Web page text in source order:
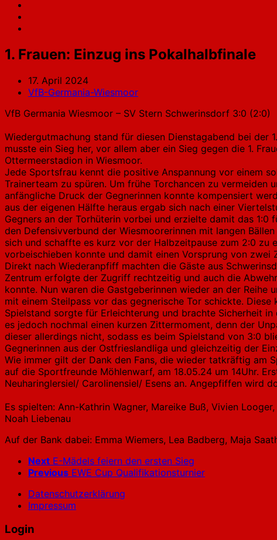
1. Frauen: Einzug ins Pokalhalbfinale
17. April 2024
VfB-Germania-Wiesmoor
VfB Germania Wiesmoor – SV Stern Schwerinsdorf 3:0 (2:0)
Wiedergutmachung stand für diesen Dienstagabend bei der
musste ein Sieg her, vor allem aber ein Sieg gegen die 1.
Ottermeerstadion in Wiesmoor.
Jede Sportsfrau kennt die positive Anspannung vor einem
Trainerteam zu spüren. Um frühe Torchancen zu
anfängliche Druck der Gegnerinnen konnte kompensiert
aus der eigenen Hälfte heraus ergab sich nach einer
Gegners an der Torhüterin vorbei und erzielte damit das 1:0
den Defensivverbund der Wiesmoorerinnen mit langen
sich und schaffte es kurz vor der Halbzeitpause zum 2:0 zu
vorbeischieben konnte und damit einen Vorsprung von
Direkt nach Wiederanpfiff machten die Gäste aus
Zentrum erfolgte der Zugriff rechtzeitig und auch die
konnte. Nun waren die Gastgeberinnen wieder an der Reihe
mit einem Steilpass vor das gegnerische Tor schickte.
Spielstand sorgte für Erleichterung und brachte Sicherheit
es jedoch nochmal einen kurzen Zittermoment, denn der
dieser allerdings nicht, sodass es beim Spielstand von 3:0
Gegnerinnen aus der Ostfrieslandliga und gleichzeitig der
Wie immer gilt der Dank den Fans, die wieder tatkräftig am
auf die Sportfreunde Möhlenwarf, am 18.05.24 um 14Uhr.
Neuharinglersiel/ Carolinensiel/ Esens an. Angepfiffen wird
Es spielten: Ann-Kathrin Wagner, Mareike Buß, Vivien
Noah Liebenau
Auf der Bank dabei: Emma Wiemers, Lea Badberg, Maja
Next E-Mädels feiern den ersten Sieg
Previous EWE Cup Qualifikationsturnier
Datenschutzerklärung
Impressum
Login